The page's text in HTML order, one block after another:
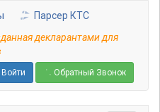
Парсер КТС
декларантами для
Войти Обратный Звонок